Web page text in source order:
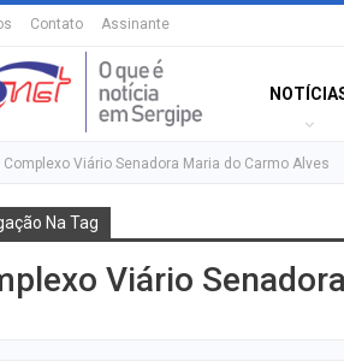
Contato Assinante
Complexo Viário Senadora Maria do Carmo Alves
Na Tag
Viário